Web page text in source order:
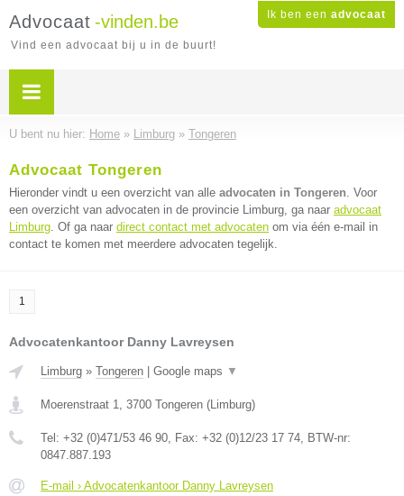
Ik ben een advocaat
Advocaat -vinden.be
Vind een advocaat bij u in de buurt!
U bent nu hier: Home » Limburg » Tongeren
Advocaat Tongeren
Hieronder vindt u een overzicht van alle advocaten in Tongeren. Voor
een overzicht van advocaten in de provincie Limburg, ga naar advocaat
Limburg. Of ga naar direct contact met advocaten om via één e-mail in
contact te komen met meerdere advocaten tegelijk.
1
Advocatenkantoor Danny Lavreysen
Limburg » Tongeren Google maps ▼
Moerenstraat 1, 3700 Tongeren (Limburg)
Tel: +32 (0)471/53 46 90, Fax: +32 (0)12/23 17 74, BTW-nr:
0847.887.193
E-mail › Advocatenkantoor Danny Lavreysen